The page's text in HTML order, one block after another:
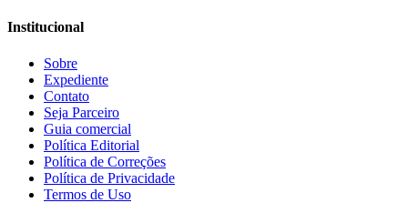
Institucional
Sobre
Expediente
Contato
Seja Parceiro
Guia comercial
Política Editorial
Política de Correções
Política de Privacidade
Termos de Uso